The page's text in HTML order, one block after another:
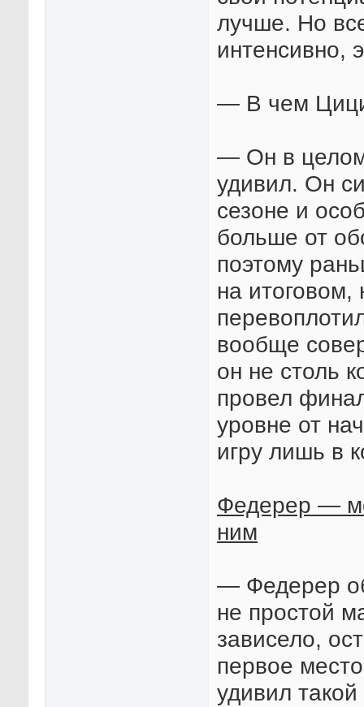
лучше. Но
интенсивно,
— В чем
— Он в
удивил. Он
сезоне и
больше от
поэтому
на итоговом,
вообще
он не столь
провел
уровне от
игру лишь в
Федерер —
ним
— Федерер
не простой
зависело,
первое
удивил такой